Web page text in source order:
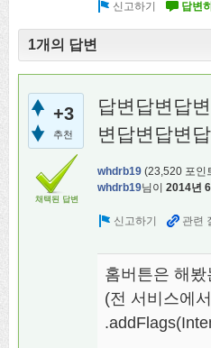
1개의 답변
+3
추천
채택된 답변
답변답변답
변답변답변
whdrb19 (23,520 포인
whdrb19님이 2014년
홈버튼은 해
(전 서비스에